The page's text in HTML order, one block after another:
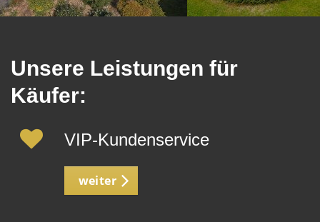
Unsere Leistungen für
Käufer:
VIP-Kundenservice
weiter